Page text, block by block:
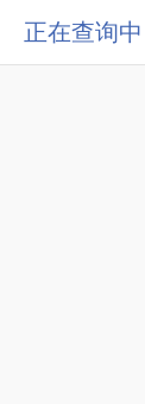
正在查询中